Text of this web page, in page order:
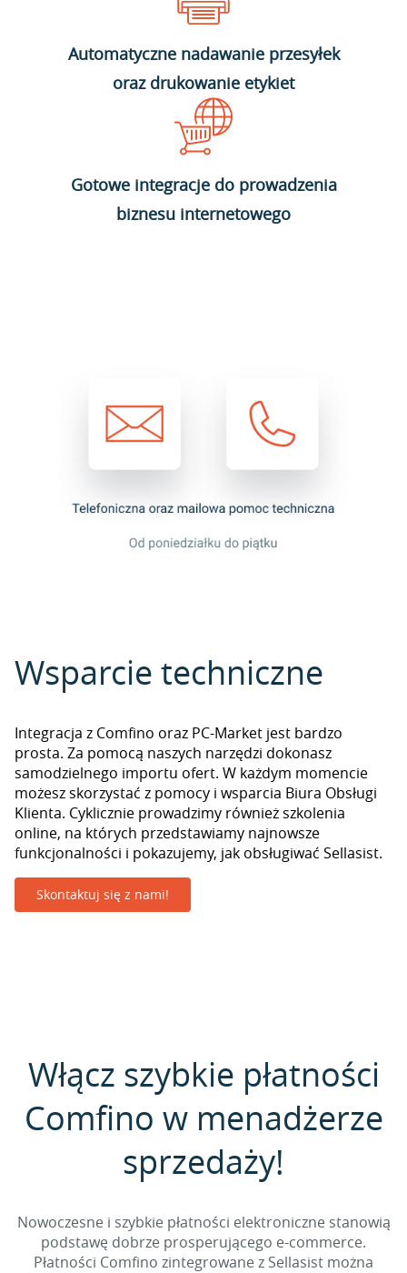
Automatyczne nadawanie przesyłek
oraz drukowanie etykiet
Gotowe integracje do prowadzenia
biznesu internetowego
Wsparcie techniczne
Integracja z Comfino oraz PC-Market jest bardzo
prosta. Za pomocą naszych narzędzi dokonasz
samodzielnego importu ofert. W każdym momencie
możesz skorzystać z pomocy i wsparcia Biura Obsługi
Klienta. Cyklicznie prowadzimy również szkolenia
online, na których przedstawiamy najnowsze
funkcjonalności i pokazujemy, jak obsługiwać Sellasist.
Skontaktuj się z nami!
Włącz szybkie płatności
Comfino w menadżerze
sprzedaży!
Nowoczesne i szybkie płatności elektroniczne stanowią
podstawę dobrze prosperującego e-commerce.
Płatności Comfino zintegrowane z Sellasist można